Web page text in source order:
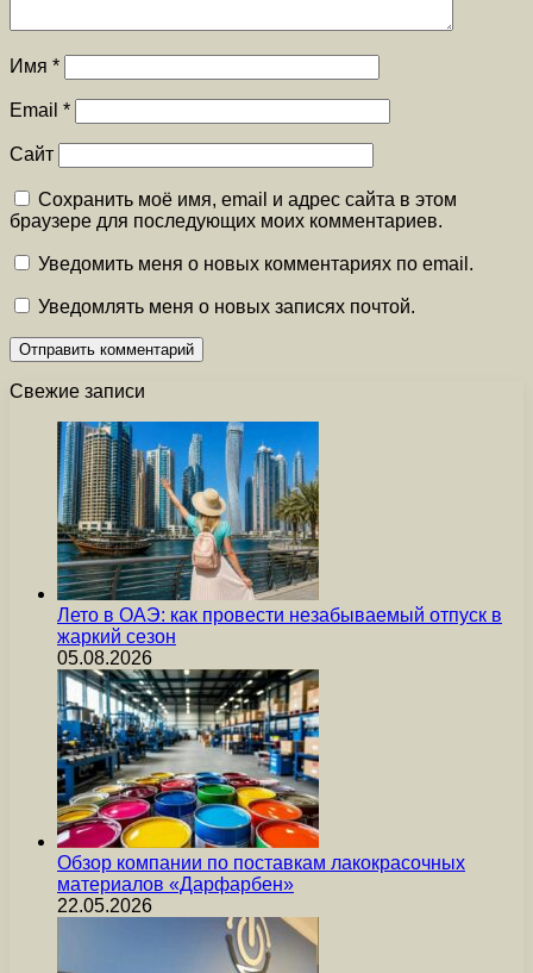
Имя *
Email *
Сайт
Сохранить моё имя, email и адрес сайта в этом
браузере для последующих моих комментариев.
Уведомить меня о новых комментариях по email.
Уведомлять меня о новых записях почтой.
Свежие записи
Лето в ОАЭ: как провести незабываемый отпуск в
жаркий сезон
05.08.2026
Обзор компании по поставкам лакокрасочных
материалов «Дарфарбен»
22.05.2026